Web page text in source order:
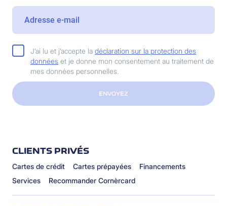
J’ai lu et j’accepte la déclaration sur la protection des
données et je donne mon consentement au traitement de
mes données personnelles.
ENVOYEZ
CLIENTS PRIVÉS
Cartes de crédit Cartes prépayées
Financements
Services
Recommander Cornèrcard